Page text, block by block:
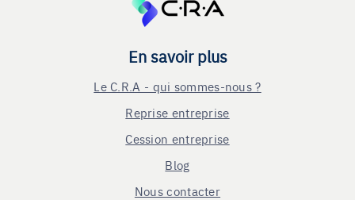
En savoir plus
Le C.R.A - qui sommes-nous ?
Reprise entreprise
Cession entreprise
Blog
Nous contacter